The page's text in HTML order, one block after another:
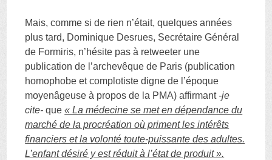
Mais, comme si de rien n’était, quelques années
plus tard, Dominique Desrues, Secrétaire Général
de Formiris, n’hésite pas à retweeter une
publication de l’archevêque de Paris (publication
homophobe et complotiste digne de l’époque
moyenâgeuse à propos de la PMA) affirmant -je
cite- que« La médecine se met en dépendance du
marché de la procréation où priment les intérêts
financiers et la volonté toute-puissante des adultes.
L’enfant désiré y est réduit à l’état de produit ».